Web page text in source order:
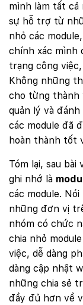
mình làm tất cả
sự hỗ trợ từ
nhỏ các
chính xác mình
trạng công
Không những
cho từng thành
quản lý và đánh
các module đã
hoàn thành tốt
Tóm lại, sau
ghi nhớ là
các module.
những đơn vị
nhóm có chức
chia nhỏ
việc, dễ dàng
dàng cập nhật
những chia sẻ
đầy đủ hơn về